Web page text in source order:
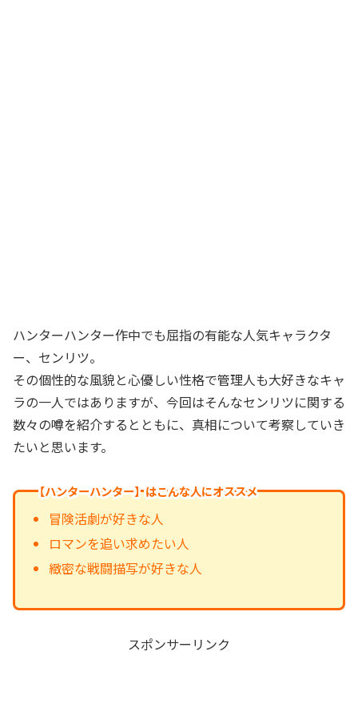
ハンターハンター作中でも屈指の有能な人気キャラクタ
ー、センリツ。
その個性的な風貌と心優しい性格で管理人も大好きなキャ
ラの一人ではありますが、今回はそんなセンリツに関する
数々の噂を紹介するとともに、真相について考察していき
たいと思います。
【ハンターハンター】はこんな人にオススメ
冒険活劇が好きな人
ロマンを追い求めたい人
緻密な戦闘描写が好きな人
スポンサーリンク